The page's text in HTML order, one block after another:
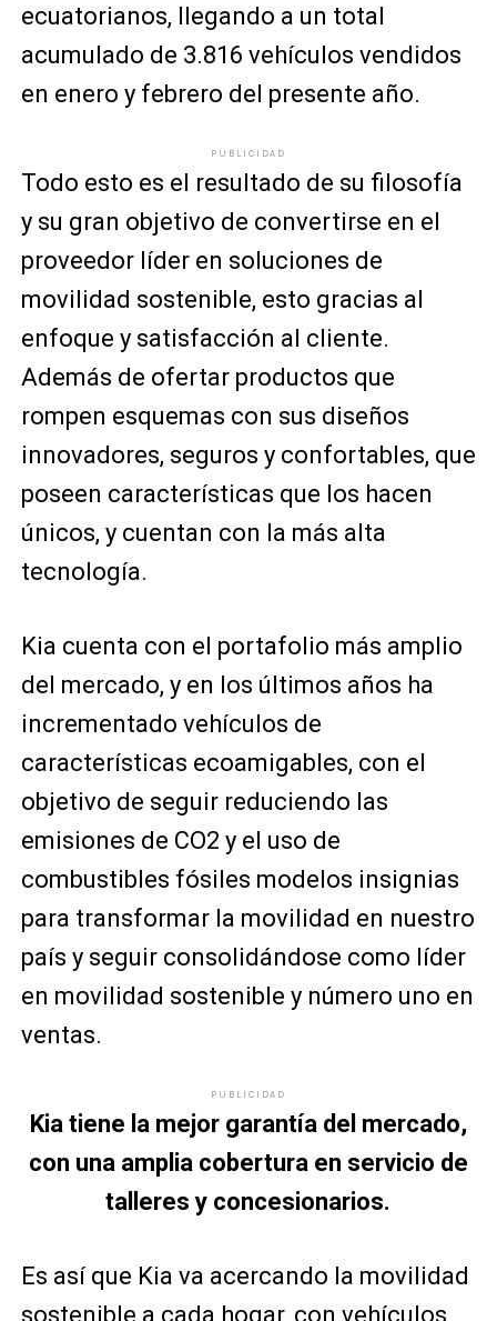
ecuatorianos, llegando a un total
acumulado de 3.816 vehículos vendidos
en enero y febrero del presente año.
PUBLICIDAD
Todo esto es el resultado de su filosofía
y su gran objetivo de convertirse en el
proveedor líder en soluciones de
movilidad sostenible, esto gracias al
enfoque y satisfacción al cliente.
Además de ofertar productos que
rompen esquemas con sus diseños
innovadores, seguros y confortables, que
poseen características que los hacen
únicos, y cuentan con la más alta
tecnología.
Kia cuenta con el portafolio más amplio
del mercado, y en los últimos años ha
incrementado vehículos de
características ecoamigables, con el
objetivo de seguir reduciendo las
emisiones de CO2 y el uso de
combustibles fósiles modelos insignias
para transformar la movilidad en nuestro
país y seguir consolidándose como líder
en movilidad sostenible y número uno en
ventas.
PUBLICIDAD
Kia tiene la mejor garantía del mercado,
con una amplia cobertura en servicio de
talleres y concesionarios.
Es así que Kia va acercando la movilidad
sostenible a cada hogar, con vehículos